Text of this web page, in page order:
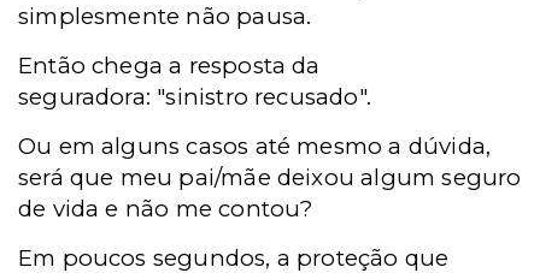
simplesmente não pausa.
Então chega a resposta da
seguradora: "sinistro recusado".
Ou em alguns casos até mesmo a dúvida,
será que meu pai/mãe deixou algum seguro
de vida e não me contou?
Em poucos segundos, a proteção que